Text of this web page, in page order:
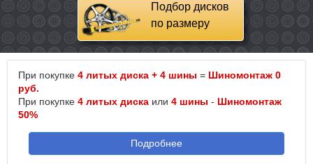
Подбор дисков
по размеру
При покупке 4 литых диска + 4 шины = Шиномонтаж 0
руб.
При покупке 4 литых диска или 4 шины - Шиномонтаж
50%
Подробнее